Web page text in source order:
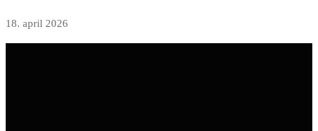
18. april 2026